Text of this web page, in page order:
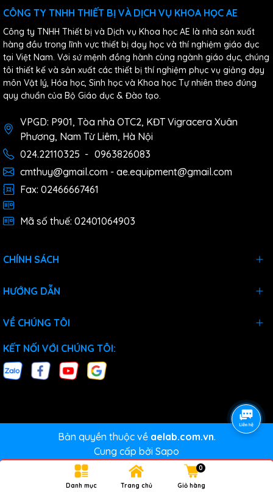
CÔNG TY TNHH THIẾT BỊ VÀ DỊCH VỤ KHOA HỌC AE
Công ty TNHH Thiết bị và Dịch vụ Khoa học AE là nhà sản xuất
hàng đầu trong lĩnh vực thiết bị dạy học và thí nghiệm giáo dục
tại Việt Nam. Với sứ mệnh đồng hành cùng ngành giáo dục, chúng
tôi thiết kế và sản xuất các thiết bị thí nghiệm phục vụ giảng dạy
môn Vật lý, Hóa học, Sinh học và Khoa học Tự nhiên theo đúng
quy chuẩn của Bộ Giáo dục & Đào tạo.
VPGD: P901, Tòa nhà OTC2, KĐT Vigracera Xuân
Phương, Nam Từ Liêm, Hà Nội
024.22110325 - 0963826083
cmthuy@gmail.com - ae.equipment@gmail.com
Fax: 02466667461
Mã số thuế: 02401064903
CHÍNH SÁCH
HƯỚNG DẪN
VỀ CHÚNG TÔI
KẾT NỐI VỚI CHÚNG TÔI:
Bản quyền thuộc về aelab.com.vn.
Cung cấp bởi Sapo
Danh mục Trang chủ Giỏ hàng
0